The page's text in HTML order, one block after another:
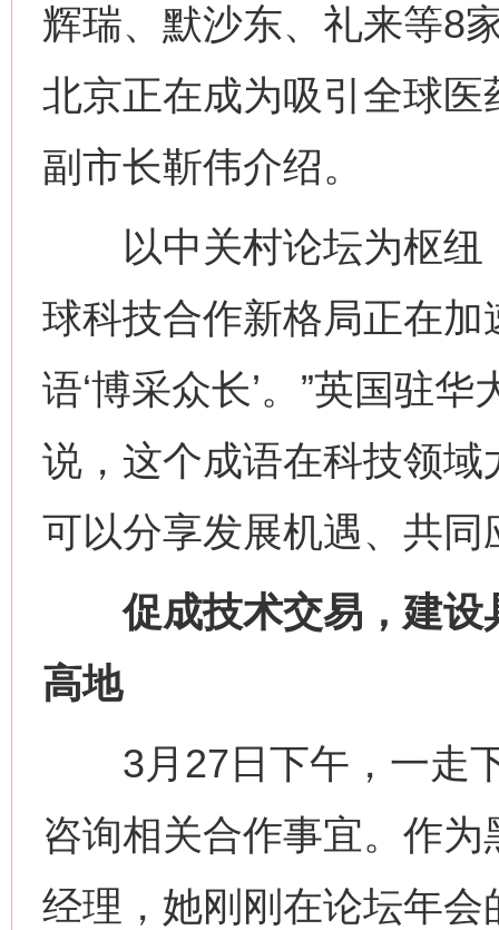
辉瑞、默沙东、礼来等8
北京正在成为吸引全球医
副市长靳伟介绍。
以中关村论坛为枢纽
球科技合作新格局正在加
语‘博采众长’。”英国驻
说，这个成语在科技领域
可以分享发展机遇、共同
促成技术交易，建设
高地
3月27日下午，一走下
咨询相关合作事宜。作
经理，她刚刚在论坛年会